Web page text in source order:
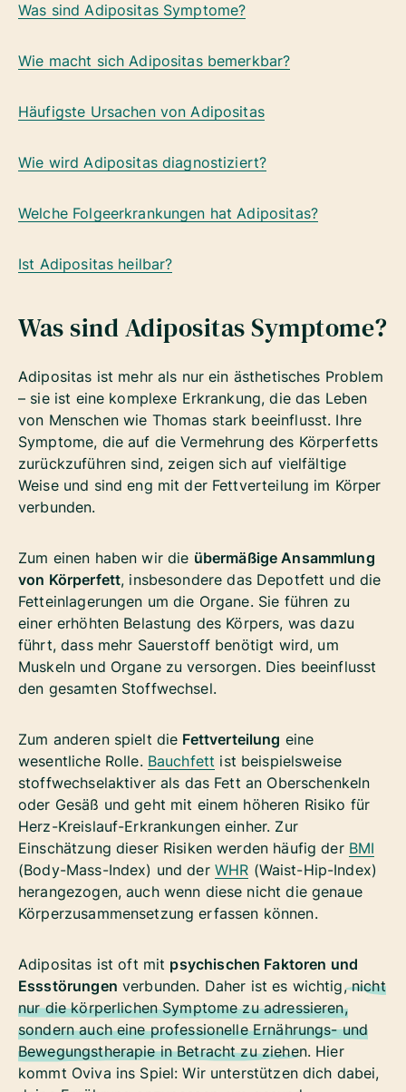
Was sind Adipositas Symptome?
Wie macht sich Adipositas bemerkbar?
Häufigste Ursachen von Adipositas
Wie wird Adipositas diagnostiziert?
Welche Folgeerkrankungen hat Adipositas?
Ist Adipositas heilbar?
Was sind Adipositas Symptome?
Adipositas ist mehr als nur ein ästhetisches Problem
– sie ist eine komplexe Erkrankung, die das Leben
von Menschen wie Thomas stark beeinflusst. Ihre
Symptome, die auf die Vermehrung des Körperfetts
zurückzuführen sind, zeigen sich auf vielfältige
Weise und sind eng mit der Fettverteilung im Körper
verbunden.
Zum einen haben wir die übermäßige Ansammlung
von Körperfett, insbesondere das Depotfett und die
Fetteinlagerungen um die Organe. Sie führen zu
einer erhöhten Belastung des Körpers, was dazu
führt, dass mehr Sauerstoff benötigt wird, um
Muskeln und Organe zu versorgen. Dies beeinflusst
den gesamten Stoffwechsel.
Zum anderen spielt die Fettverteilung eine
wesentliche Rolle. Bauchfett ist beispielsweise
stoffwechselaktiver als das Fett an Oberschenkeln
oder Gesäß und geht mit einem höheren Risiko für
Herz-Kreislauf-Erkrankungen einher. Zur
Einschätzung dieser Risiken werden häufig der BMI
(Body-Mass-Index) und der WHR (Waist-Hip-Index)
herangezogen, auch wenn diese nicht die genaue
Körperzusammensetzung erfassen können.
Adipositas ist oft mit psychischen Faktoren und
Essstörungen verbunden. Daher ist es wichtig,nicht
nur die körperlichen Symptome zu adressieren,
sondern auch eine professionelle Ernährungs- und
Bewegungstherapie in Betracht zu ziehen. Hier
kommt Oviva ins Spiel: Wir unterstützen dich dabei,